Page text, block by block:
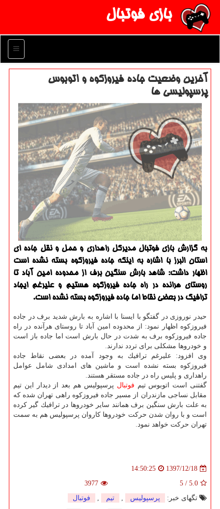
بازی فوتبال
منو
آخرین وضعیت جاده فیروزكوه و اتوبوس
پرسپولیسی ها
به گزارش بازی فوتبال مدیركل راهداری و حمل و نقل جاده ای
استان البرز با اشاره به اینكه جاده فیروزكوه بسته نشده است
اظهار داشت: شاهد بارش سنگین برف از محدوده امین آباد تا
روستای هرانده در راه جاده فیروزكوه هستیم و علیرغم ایجاد
ترافیك در بعضی نقاط اما جاده فیروزكوه بسته نشده است.
حیدر نوروزی در گفتگو با ایسنا با اشاره به بارش شدید برف در جاده
فیروزكوه اظهار نمود: از محدوده امین آباد تا روستای هرآنده در راه
جاده فیروزكوه برف به شدت در حال بارش است اما جاده باز است
و خودروها مشكلی برای تردد ندارند.
وی افزود: علیرغم ترافیك به وجود آمده در بعضی نقاط جاده
فیروزكوه بسته نشده است و ماشین های امدادی شامل عوامل
راهداری و پلیس راه در جاده مستقر هستند.
گفتنی است اتوبوس تیم فوتبال پرسپولیس هم بعد از دیدار این تیم
مقابل نساجی مازندران از مسیر جاده فیروزكوه راهی تهران شده كه
به علت بارش سنگین برف همانند سایر خودروها در ترافیك گیر كرده
است و با روان شدن حركت خودروها كاروان پرسپولیس هم به سمت
تهران حركت خواهد نمود.
1397/12/18
14:50:25
5.0
/
5
3977
تگهای خبر:
پرسپولیس , تیم , فوتبال